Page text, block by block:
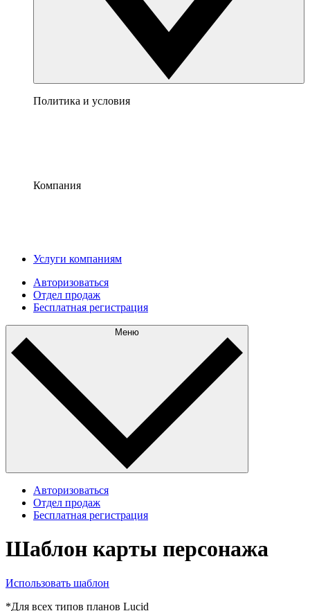
Политика и условия
Компания
Услуги компаниям
Авторизоваться
Отдел продаж
Бесплатная регистрация
Меню
Авторизоваться
Отдел продаж
Бесплатная регистрация
Шаблон карты персонажа
Использовать шаблон
*Для всех типов планов Lucid